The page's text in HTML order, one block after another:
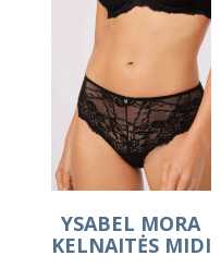
YSABEL MORA
KELNAITĖS MIDI